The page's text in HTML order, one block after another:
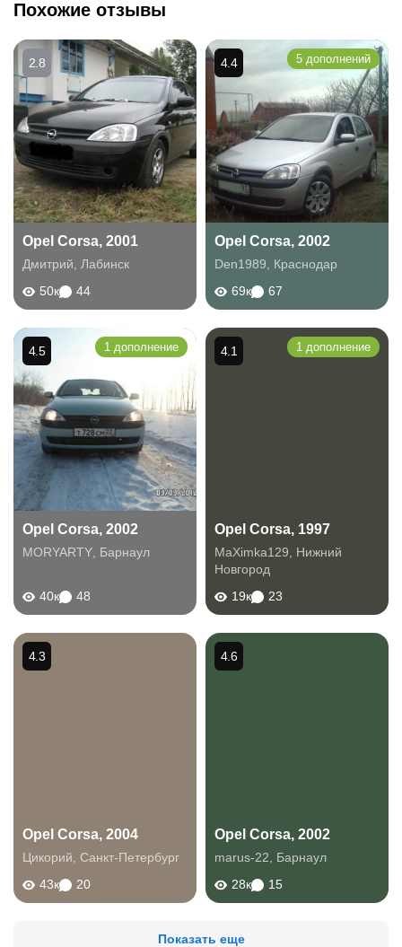
Похожие отзывы
Opel Corsa, 2001
Дмитрий
Лабинск
50к
44
2.8
Opel Corsa, 2002
Den1989
Краснодар
69к
67
4.4 5 дополнений
Opel Corsa, 2002
MORYARTY Барнаул
40к 48
4.5 1 дополнение
Opel Corsa, 1997
MaXimka129
Нижний
Новгород
19к
23
4.1 1 дополнение
Opel Corsa, 2004
Цикорий Санкт-Петербург
43к
20
4.3
Opel Corsa, 2002
marus-22
Барнаул
28к
15
4.6
Показать еще